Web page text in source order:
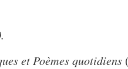
et Poèmes quotidiens